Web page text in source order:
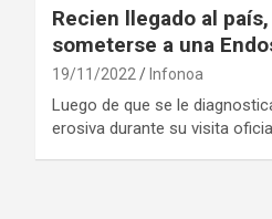
Recien llegado al
someterse a una
19/11/2022 Infonoa
Luego de que se le
erosiva durante su visita